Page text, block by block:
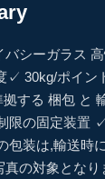
シーガラス
✓ 30kg/ポイン
する 梱包 と
限の固定装置
装は,輸送時
の対象となり